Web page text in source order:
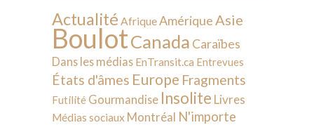
Actualité AfriqueAmérique Asie
BoulotCanada Caraïbes
Dans les médias EnTransit.ca Entrevues
États d'âmes Europe Fragments
Futilité Gourmandise Insolite Livres
Médias sociaux Montréal N'importe